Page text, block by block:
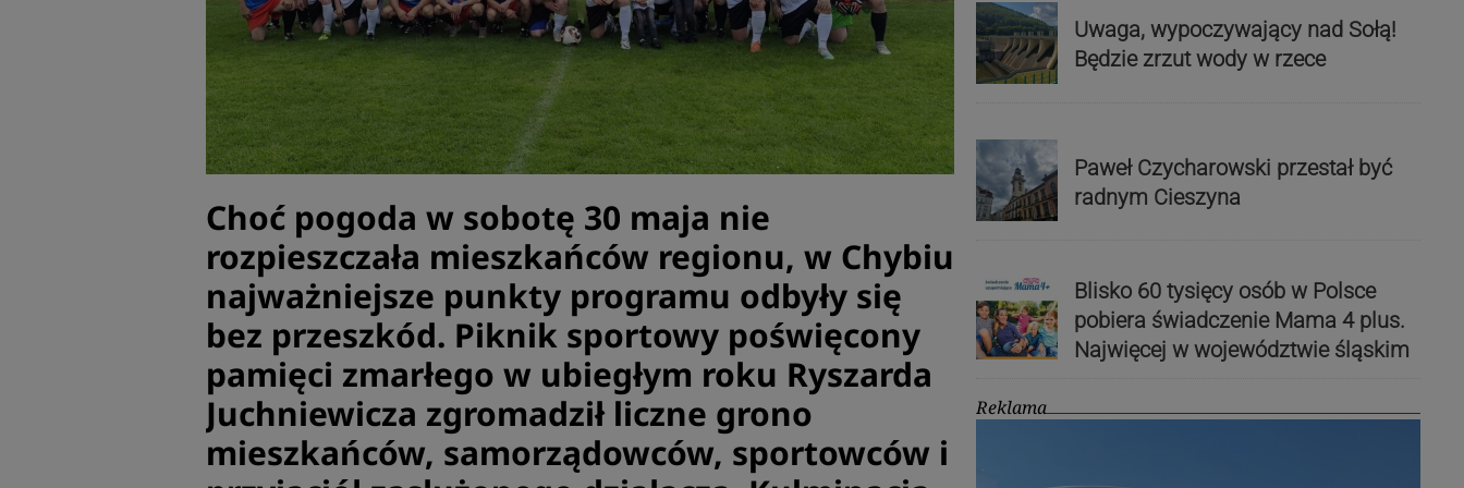
Choć pogoda w sobotę 30 maja nie
rozpieszczała mieszkańców regionu, w Chybiu
najważniejsze punkty programu odbyły się
bez przeszkód. Piknik sportowy poświęcony
pamięci zmarłego w ubiegłym roku Ryszarda
Juchniewicza zgromadził liczne grono
mieszkańców, samorządowców, sportowców i
Uwaga, wypoczywający nad Sołą!
Będzie zrzut wody w rzece
Paweł Czycharowski przestał być
radnym Cieszyna
Blisko 60 tysięcy osób w Polsce
pobiera świadczenie Mama 4 plus.
Najwięcej w województwie śląskim
Reklama